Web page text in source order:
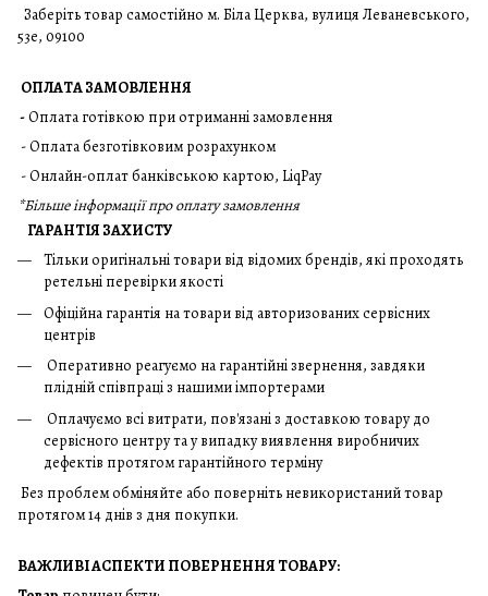
Заберіть товар самостійно м. Біла Церква, вулиця Леваневського,
53е, 09100
ОПЛАТА ЗАМОВЛЕННЯ
-Оплата готівкою при отриманні замовлення
- Оплата безготівковим розрахунком
- Онлайн-оплат банківською картою, LiqPay
*Більше інформації про оплату замовлення
ГАРАНТІЯ ЗАХИСТУ
Тільки оригінальні товари від відомих брендів, які проходять
ретельні перевірки якості
Офіційна гарантія на товари від авторизованих сервісних
центрів
Оперативно реагуємо на гарантійні звернення, завдяки
плідній співпраці з нашими імпортерами
Оплачуємо всі витрати, пов'язані з доставкою товару до
сервісного центру та у випадку виявлення виробничих
дефектів протягом гарантійного терміну
Без проблем обміняйте або поверніть невикористаний товар
протягом 14 днів з дня покупки.
ВАЖЛИВІ АСПЕКТИ ПОВЕРНЕННЯ ТОВАРУ: